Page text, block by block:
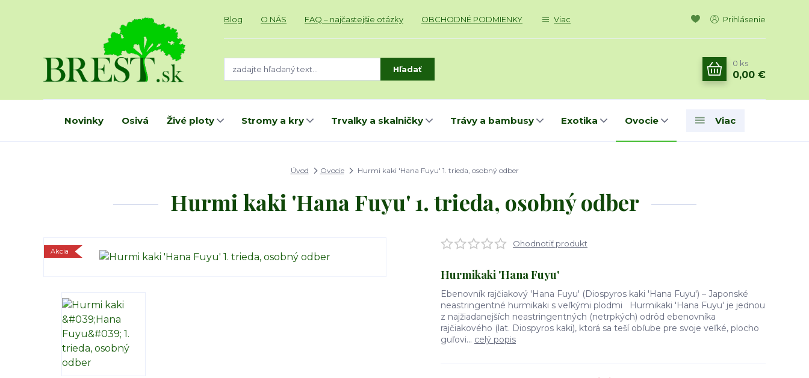
Blog O NÁS FAQ – najčastejšie otázky OBCHODNÉ PODMIENKY Viac Prihlásenie
Hľadať
0 ks
0,00 €
Novinky Osivá Živé ploty Stromy a kry Trvalky a skalničky Trávy a bambusy Exotika Ovocie Viac
Úvod Ovocie Hurmi kaki 'Hana Fuyu' 1. trieda, osobný odber
Hurmi kaki 'Hana Fuyu' 1. trieda, osobný odber
Akcia
Ohodnotiť produkt
Hurmikaki 'Hana Fuyu'
Ebenovník rajčiakový 'Hana Fuyu' (Diospyros kaki 'Hana Fuyu') – Japonské
neastringentné hurmikaki s veľkými plodmi Hurmikaki 'Hana Fuyu' je jednou
z najžiadanejších neastringentných (netrpkých) odrôd ebenovníka
rajčiakového (lat. Diospyros kaki), ktorá sa teší obľube pre svoje veľké, plocho
guľovi... celý popis